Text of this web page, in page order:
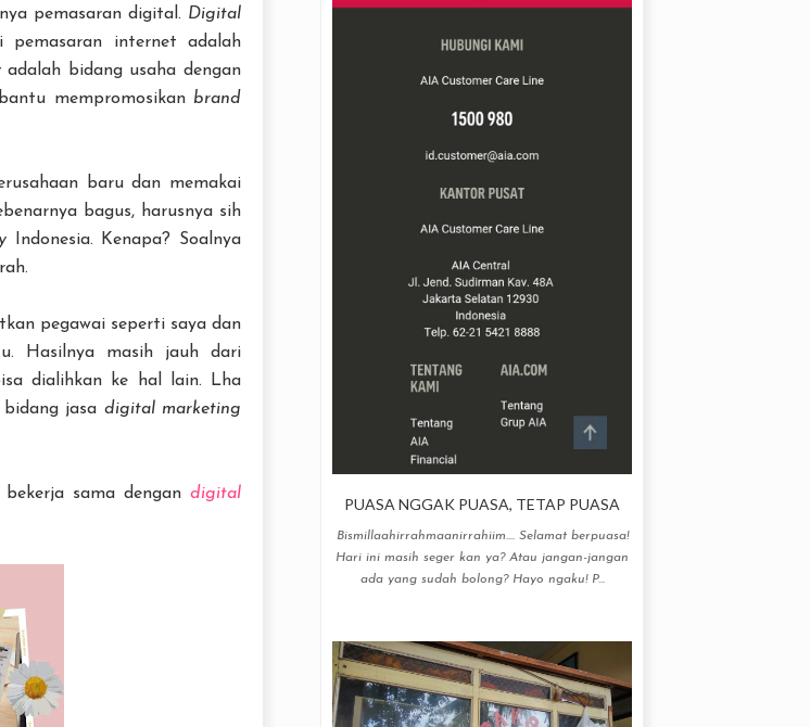
pemasaran digital. Digital
pemasaran internet adalah
adalah bidang usaha dengan
mempromosikan brand
baru dan memakai
bagus, harusnya sih
Indonesia. Kenapa? Soalnya
pegawai seperti saya dan
Hasilnya masih jauh dari
dialihkan ke hal lain. Lha
jasa digital marketing
sama dengan digital
PUASA NGGAK PUASA, TETAP PUASA
Bismillaahirrahmaanirrahiim.... Selamat berpuasa!
Hari ini masih seger kan ya? Atau jangan-jangan
ada yang sudah bolong? Hayo ngaku! P...